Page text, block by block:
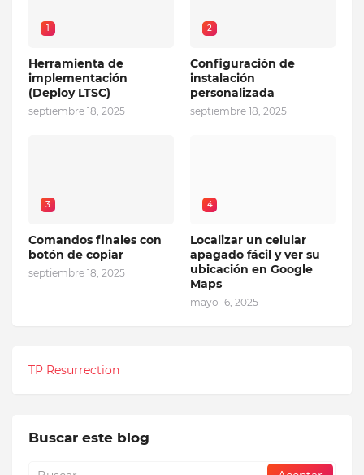
1
Herramienta de
implementación
(Deploy LTSC)
septiembre 18, 2025
2
Configuración de
instalación
personalizada
septiembre 18, 2025
3
Comandos finales con
botón de copiar
septiembre 18, 2025
4
Localizar un celular
apagado fácil y ver su
ubicación en Google
Maps
mayo 16, 2025
TP Resurrection
Buscar este blog